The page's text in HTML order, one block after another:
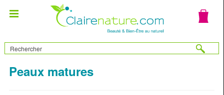
Peaux matures